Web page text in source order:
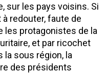
sur les pays voisins. Si
redouter, faute de
les protagonistes de la
et par ricochet
la sous région, la
des présidents